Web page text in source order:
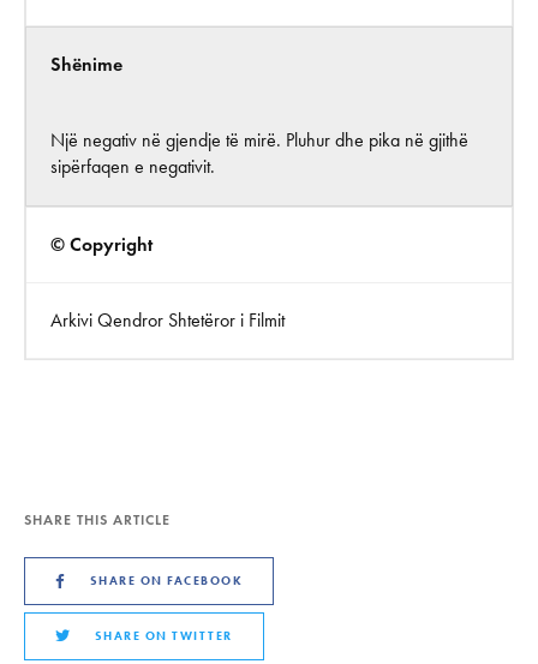
Shënime
Një negativ në gjendje të mirë. Pluhur dhe pika në gjithë
sipërfaqen e negativit.
© Copyright
Arkivi Qendror Shtetëror i Filmit
SHARE THIS ARTICLE
SHARE ON FACEBOOK
SHARE ON TWITTER